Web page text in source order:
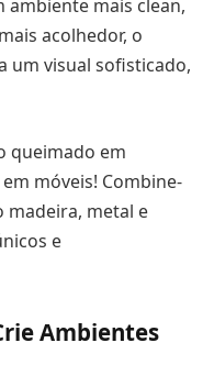
ambiente mais clean,
acolhedor, o
um visual sofisticado,
queimado em
móveis! Combine-
madeira, metal e
e
Ambientes